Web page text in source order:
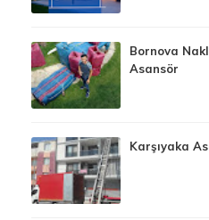
Bornova
Asansör
Karşıyaka